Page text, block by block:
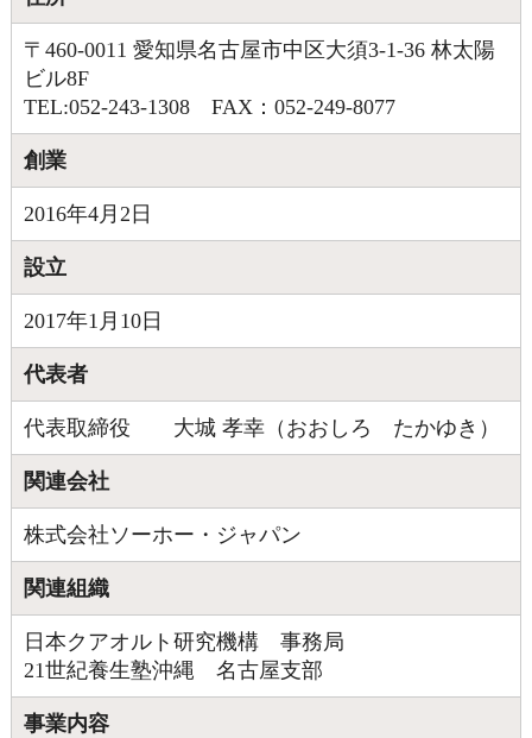
〒460-0011 愛知県名古屋市中区大須3-1-36 林太陽
ビル8F
TEL:052-243-1308 FAX：052-249-8077
創業
2016年4月2日
設立
2017年1月10日
代表者
代表取締役 大城 孝幸（おおしろ たかゆき）
関連会社
株式会社ソーホー・ジャパン
関連組織
日本クアオルト研究機構 事務局
21世紀養生塾沖縄 名古屋支部
事業内容